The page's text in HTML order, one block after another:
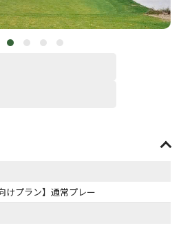
けプラン】通常プレー